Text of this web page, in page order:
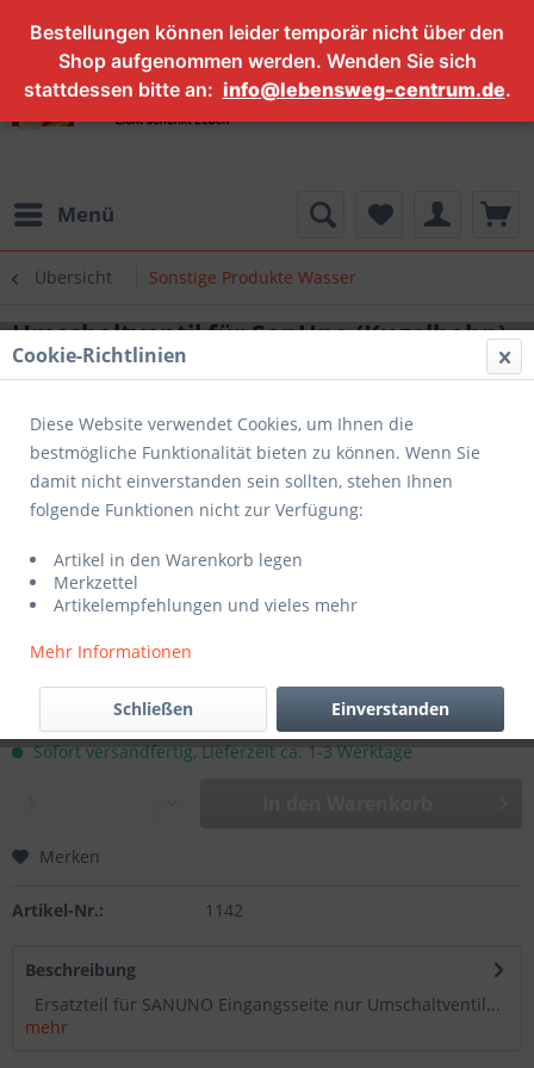
Bestellungen können leider temporär nicht über den
Shop aufgenommen werden. Wenden Sie sich
stattdessen bitte an: info@lebensweg-centrum.de.
Menü
Übersicht Sonstige Produkte Wasser
Umschaltventil für SanUno (Kugelhahn)
21,00 € *
Sofort versandfertig, Lieferzeit ca. 1-3 Werktage
Merken
Artikel-Nr.: 1142
Beschreibung
Ersatzteil für SANUNO Eingangsseite nur Umschaltventil...
mehr
Cookie-Richtlinien
Diese Website verwendet Cookies, um Ihnen die
bestmögliche Funktionalität bieten zu können. Wenn Sie
damit nicht einverstanden sein sollten, stehen Ihnen
folgende Funktionen nicht zur Verfügung:
Artikel in den Warenkorb legen
Merkzettel
Artikelempfehlungen und vieles mehr
Mehr Informationen
Einverstanden
Schließen